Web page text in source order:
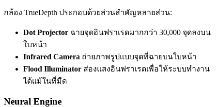
กล้อง TrueDepth ประกอบด้วยส่วนสำคัญหลายส่วน:
Dot Projector ฉายจุดอินฟราเรดมากกว่า 30,000 จุดลงบน
ใบหน้า
Infrared Camera ถ่ายภาพรูปแบบจุดที่ฉายบนใบหน้า
Flood Illuminator ส่องแสงอินฟราเรดเพื่อให้ระบบทำงาน
ได้แม้ในที่มืด
Neural Engine